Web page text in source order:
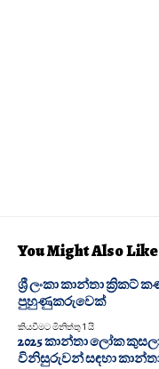
You Might Also Like
ශ්‍රී ලංකා කාන්තා ක්‍රිකට්
පුහුණුකරුවෙක්
කියවීමට මිනිත්තු 1 යි
2025 කාන්තා ලෝක
විනිසුරුවන් සඳහා